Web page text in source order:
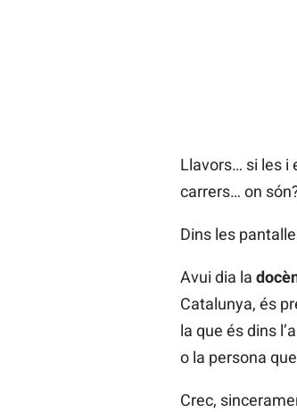
Llavors… si les i
carrers… on
Dins les
Avui dia la
Catalunya, és
la que és dins
o la persona
Crec,